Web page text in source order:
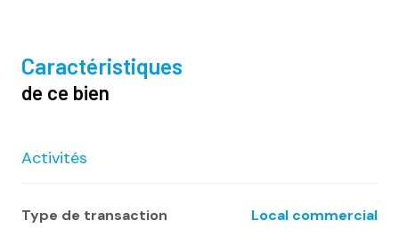
caractéristiques
de ce bien
Activités
Type de transaction Local commercial